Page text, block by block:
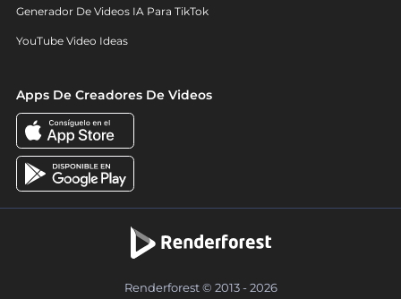
Generador De Videos IA Para TikTok
YouTube Video Ideas
Apps De Creadores De Videos
Renderforest © 2013 - 2026